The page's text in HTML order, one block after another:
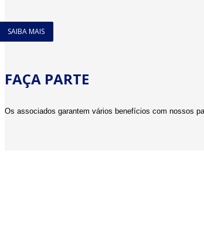
SAIBA MAIS
FAÇA PARTE
Os associados garantem vários benefícios com nossos